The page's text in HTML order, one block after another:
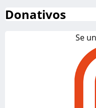
Donativos
Se